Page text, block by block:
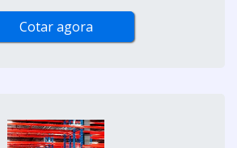
Cotar agora